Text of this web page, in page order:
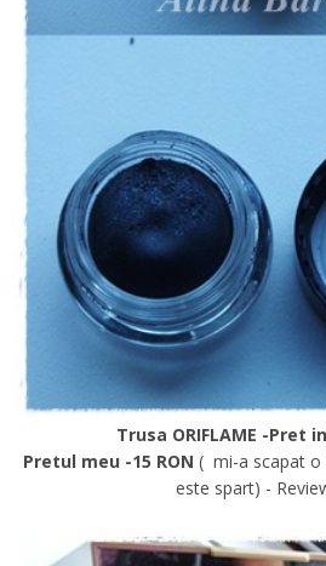
Trusa ORIFLAME -Pret
Pretul meu -15 RON ( mi-a scapat o
este spart) -